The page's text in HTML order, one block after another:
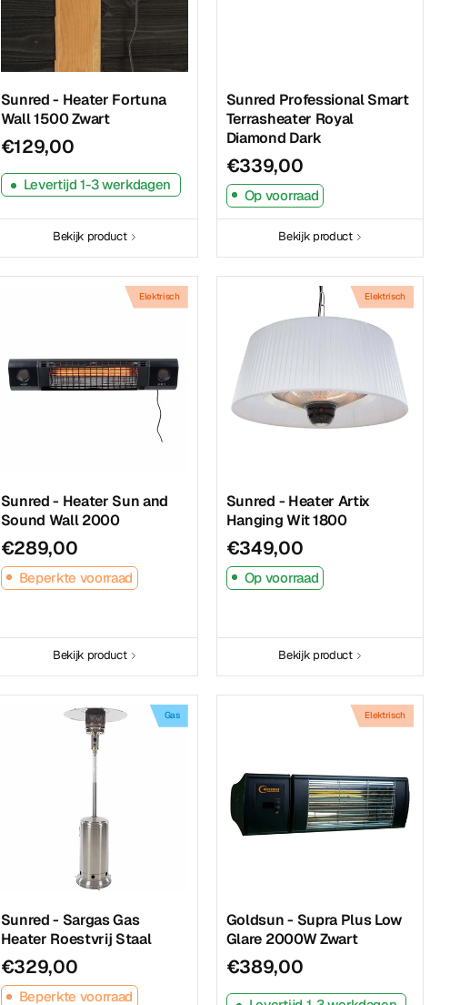
Sunred - Heater Fortuna
Wall 1500 Zwart
€129,00
Levertijd 1-3 werkdagen
Bekijk product
Sunred Professional Smart
Terrasheater Royal
Diamond Dark
€339,00
Op voorraad
Bekijk product
Elektrisch
Sunred - Heater Sun and
Sound Wall 2000
€289,00
Beperkte voorraad
Bekijk product
Elektrisch
Sunred - Heater Artix
Hanging Wit 1800
€349,00
Op voorraad
Bekijk product
Gas
Sunred - Sargas Gas
Heater Roestvrij Staal
€329,00
Beperkte voorraad
Elektrisch
Goldsun - Supra Plus Low
Glare 2000W Zwart
€389,00